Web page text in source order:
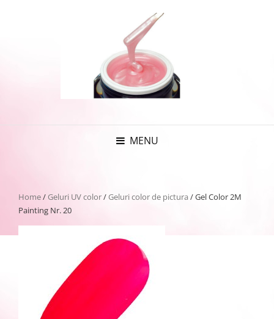
MENU
Home/Geluri UV color/Geluri color de pictura/ Gel Color 2M
Painting Nr. 20